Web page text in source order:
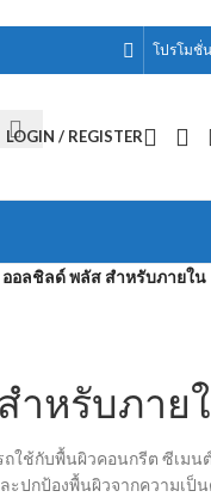
โปรโมชั่น
LOGIN / REGISTER
ออลชิลด์ พลัส สำหรับภายใน
ำหรับภาย
ถใช้กับพื้นผิวคอนกรีต ซีเมน
ะปกป้องพื้นผิวจากความเป็